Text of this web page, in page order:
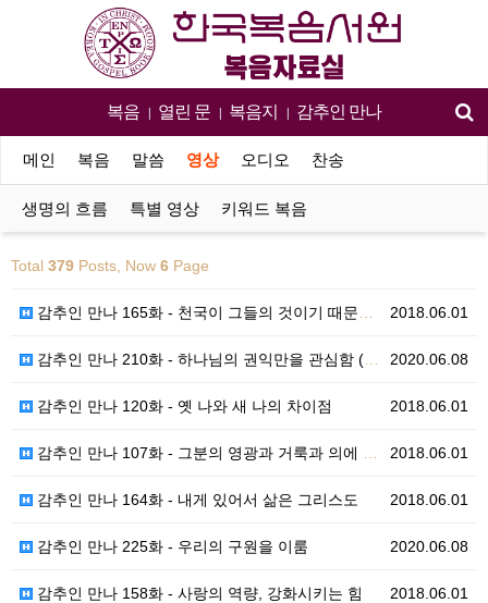
복음 | 열린 문 | 복음지 | 감추인 만나
메인 복음 말씀 영상 오디오 찬송
생명의 흐름 특별 영상 키워드 복음
Total 379 Posts, Now 6 Page
2018.06.01
감추인 만나 165화 - 천국이 그들의 것이기 때문입니…
2020.06.08
감추인 만나 210화 - 하나님의 권익만을 관심함 (C…
2018.06.01
감추인 만나 120화 - 옛 나와 새 나의 차이점
2018.06.01
감추인 만나 107화 - 그분의 영광과 거룩과 의에 근…
2018.06.01
감추인 만나 164화 - 내게 있어서 삶은 그리스도
2020.06.08
감추인 만나 225화 - 우리의 구원을 이룸
2018.06.01
감추인 만나 158화 - 사랑의 역량, 강화시키는 힘